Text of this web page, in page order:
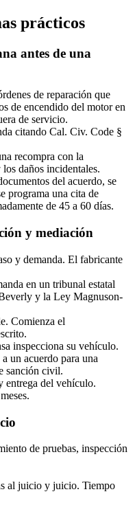
prácticos
antes de una
de reparación que
de encendido del motor en
de servicio.
citando Cal. Civ. Code §
recompra con la
daños incidentales.
del acuerdo, se
programa una cita de
de 45 a 60 días.
y mediación
y demanda. El fabricante
en un tribunal estatal
y la Ley Magnuson-
Comienza el
inspecciona su vehículo.
un acuerdo para una
sanción civil.
entrega del vehículo.
de pruebas, inspección
al juicio y juicio. Tiempo